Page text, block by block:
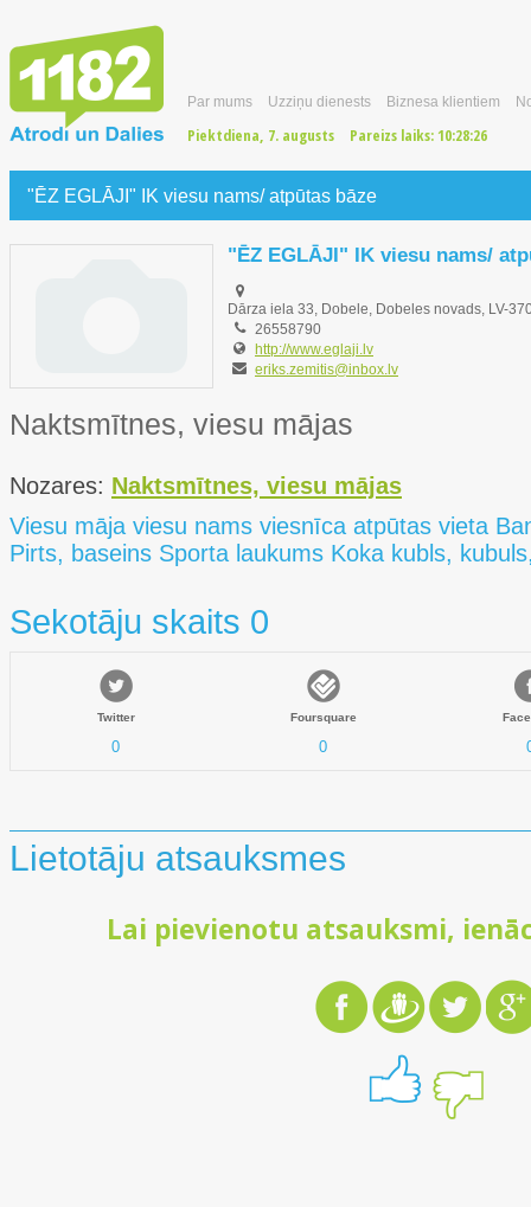
Par mums Uzziņu dienests Biznesa klientiem
Piektdiena, 7. augusts Pareizs laiks: 10:28:27
"ĒZ EGLĀJI" IK viesu nams/ atpūtas bāze
"ĒZ EGLĀJI" IK viesu nams/
Dārza iela 33, Dobele, Dobeles novads, LV-
26558790
http://www.eglaji.lv
eriks.zemitis@inbox.lv
Naktsmītnes, viesu mājas
Nozares: Naktsmītnes, viesu mājas
Viesu māja viesu nams viesnīca atpūtas vieta
Pirts, baseins Sporta laukums Koka kubls,
Sekotāju skaits 0
Twitter
0
Foursquare
0
Lietotāju atsauksmes
Lai pievienotu atsauksmi,